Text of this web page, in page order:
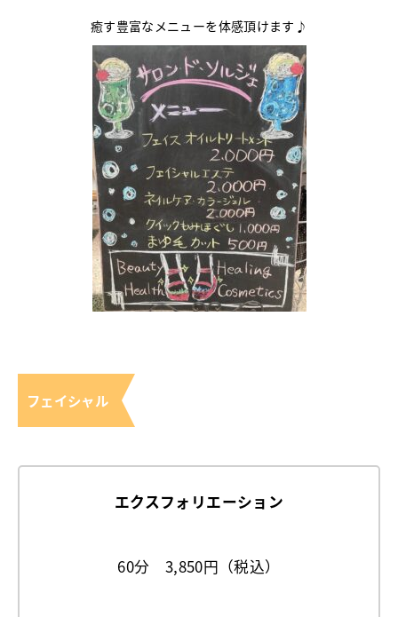
癒す豊富なメニューを体感頂けます♪
フェイシャル
エクスフォリエーション
60分 3,850円（税込）